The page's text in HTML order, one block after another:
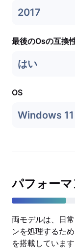
2017
最後のOsの互換
はい
OS
Windows 11
パフォーマ
両モデルは、日
ンを処理するた
を搭載していま